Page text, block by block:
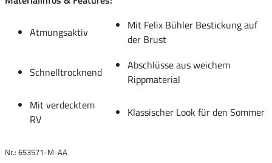
Atmungsaktiv
Mit Felix Bühler Bestickung auf
der Brust
Schnelltrocknend
Abschlüsse aus weichem
Rippmaterial
Mit verdecktem
RV
Klassischer Look für den Sommer
Nr.: 653571-M-AA